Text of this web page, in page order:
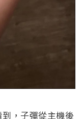
，子彈從主機後